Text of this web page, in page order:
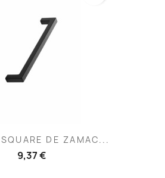
DE ZAMAC...
9,37 €